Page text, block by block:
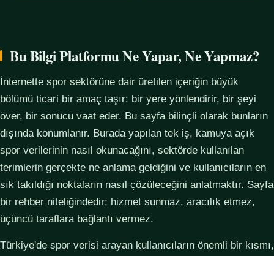
Bu Bilgi Platformu Ne Yapar, Ne Yapmaz?
İnternette spor sektörüne dair üretilen içeriğin büyük
bölümü ticari bir amaç taşır: bir yere yönlendirir, bir şeyi
över, bir sonucu vaat eder. Bu sayfa bilinçli olarak bunların
dışında konumlanır. Burada yapılan tek iş, kamuya açık
spor verilerinin nasıl okunacağını, sektörde kullanılan
terimlerin gerçekte ne anlama geldiğini ve kullanıcıların en
sık takıldığı noktaların nasıl çözüleceğini anlatmaktır. Sayfa
bir rehber niteliğindedir; hizmet sunmaz, aracılık etmez,
üçüncü taraflara bağlantı vermez.
Türkiye'de spor verisi arayan kullanıcıların önemli bir kısmı,